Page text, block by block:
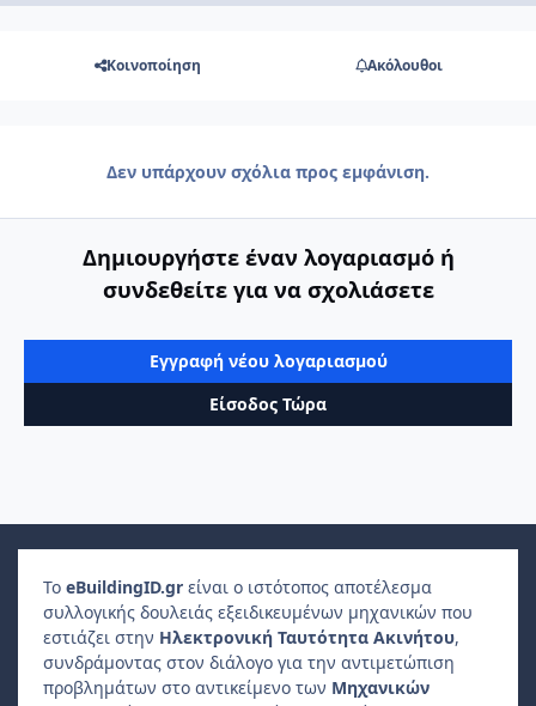
Κοινοποίηση Ακόλουθοι
Δεν υπάρχουν σχόλια προς εμφάνιση.
Δημιουργήστε έναν λογαριασμό ή
συνδεθείτε για να σχολιάσετε
Εγγραφή νέου λογαριασμού
Είσοδος Τώρα
Το eBuildingID.gr είναι ο ιστότοπος αποτέλεσμα
συλλογικής δουλειάς εξειδικευμένων μηχανικών που
εστιάζει στην Ηλεκτρονική Ταυτότητα Ακινήτου,
συνδράμοντας στον διάλογο για την αντιμετώπιση
προβλημάτων στο αντικείμενο των Μηχανικών